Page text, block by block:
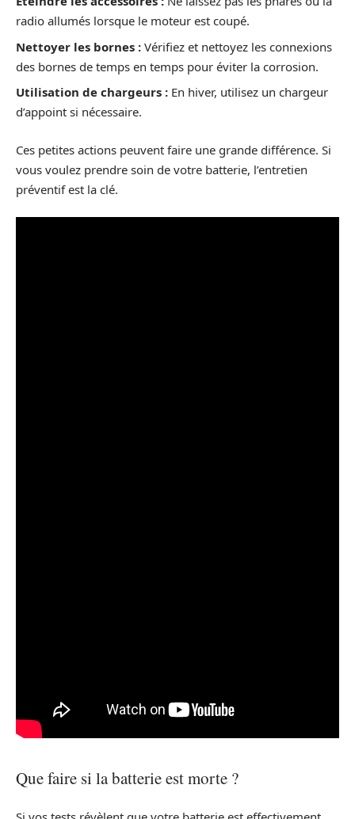
radio allumés lorsque le moteur est coupé.
Nettoyer les bornes : Vérifiez et nettoyez les connexions
des bornes de temps en temps pour éviter la corrosion.
Utilisation de chargeurs : En hiver, utilisez un chargeur
d’appoint si nécessaire.
Ces petites actions peuvent faire une grande différence. Si
vous voulez prendre soin de votre batterie, l’entretien
préventif est la clé.
Que faire si la batterie est morte ?